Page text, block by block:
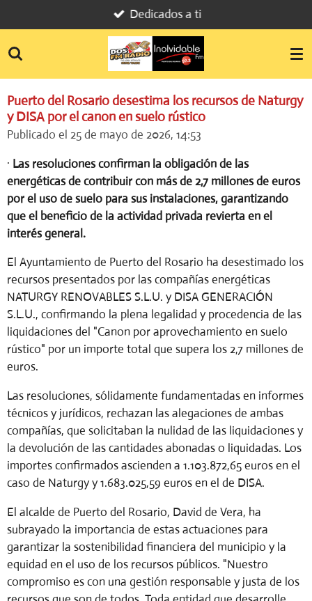
al
contenido
Dedicados a ti
Puerto del Rosario desestima los recursos de Naturgy
y DISA por el canon en suelo rústico
Publicado el 25 de mayo de 2026, 14:53
· Las resoluciones confirman la obligación de las
energéticas de contribuir con más de 2,7 millones de euros
por el uso de suelo para sus instalaciones, garantizando
que el beneficio de la actividad privada revierta en el
interés general.
El Ayuntamiento de Puerto del Rosario ha desestimado los
recursos presentados por las compañías energéticas
NATURGY RENOVABLES S.L.U. y DISA GENERACIÓN
S.L.U., confirmando la plena legalidad y procedencia de las
liquidaciones del "Canon por aprovechamiento en suelo
rústico" por un importe total que supera los 2,7 millones de
euros.
Las resoluciones, sólidamente fundamentadas en informes
técnicos y jurídicos, rechazan las alegaciones de ambas
compañías, que solicitaban la nulidad de las liquidaciones y
la devolución de las cantidades abonadas o liquidadas. Los
importes confirmados ascienden a 1.103.872,65 eurosen el
caso de Naturgy y1.683.025,59 eurosen el de DISA.
El alcalde de Puerto del Rosario, David de Vera, ha
subrayado la importancia de estas actuaciones para
garantizar la sostenibilidad financiera del municipio y la
equidad en el uso de los recursos públicos. "Nuestro
compromiso es con una gestión responsable y justa de los